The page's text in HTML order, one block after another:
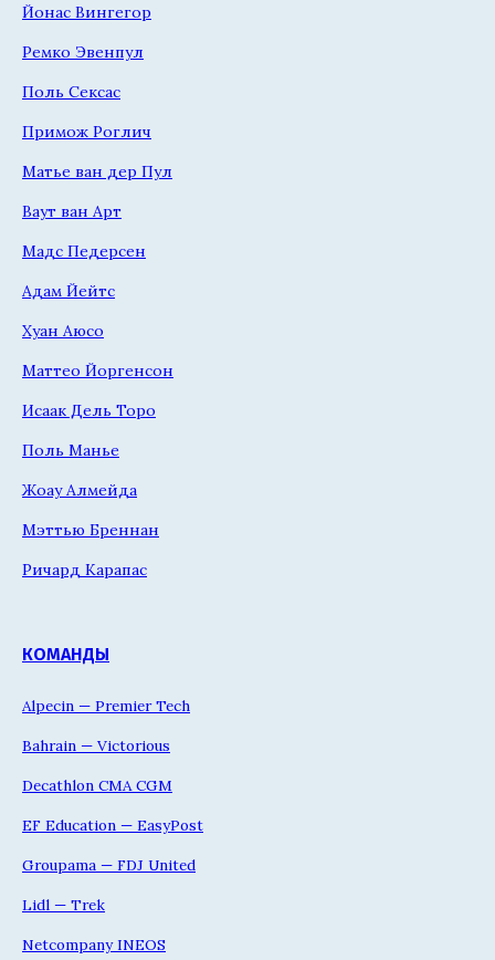
Йонас Вингегор
Ремко Эвенпул
Поль Сексас
Примож Роглич
Матье ван дер Пул
Ваут ван Арт
Мадс Педерсен
Адам Йейтс
Хуан Аюсо
Маттео Йоргенсон
Исаак Дель Торо
Поль Манье
Жоау Алмейда
Мэттью Бреннан
Ричард Карапас
КОМАНДЫ
Alpecin — Premier Tech
Bahrain — Victorious
Decathlon CMA CGM
EF Education — EasyPost
Groupama — FDJ United
Lidl — Trek
Netcompany INEOS